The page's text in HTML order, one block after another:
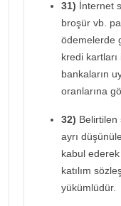
31) İnternet
broşür vb.
ödemelerde
kredi
bankaların
oranlarına
32) Belirtilen
ayrı
kabul ederek
katılım
yükümlüdür.